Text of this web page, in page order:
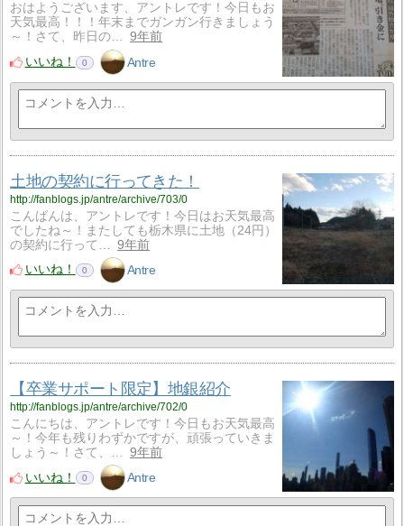
おはようございます、アントレです！今日もお
天気最高！！！年末までガンガン行きましょう
～！さて、昨日の…
9年前
いいね！
0 Antre
土地の契約に行ってきた！
http://fanblogs.jp/antre/archive/703/0
こんばんは、アントレです！今日はお天気最高
でしたね～！またしても栃木県に土地（24円）
の契約に行って…
9年前
いいね！
0 Antre
【卒業サポート限定】地銀紹介
http://fanblogs.jp/antre/archive/702/0
こんにちは、アントレです！今日もお天気最高
～！今年も残りわずかですが、頑張っていきま
しょう～！さて、…
9年前
いいね！
0 Antre